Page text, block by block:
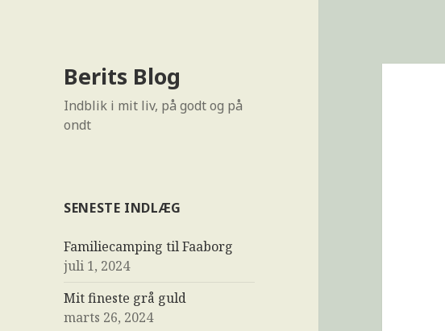
Berits Blog
Indblik i mit liv, på godt og på
ondt
SENESTE INDLÆG
Familiecamping til Faaborg
juli 1, 2024
Mit fineste grå guld
marts 26, 2024